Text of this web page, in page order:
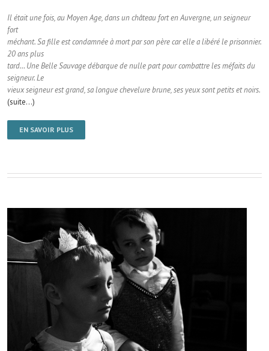
Il était une fois, au Moyen Age, dans un château fort en Auvergne, un seigneur
fort
méchant. Sa fille est condamnée à mort par son père car elle a libéré le prisonnier.
20 ans plus
tard… Une Belle Sauvage débarque de nulle part pour combattre les méfaits du
seigneur. Le
vieux seigneur est grand, sa longue chevelure brune, ses yeux sont petits et noirs.
(suite…)
EN SAVOIR PLUS